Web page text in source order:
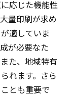
ー機本舗
ぶ
コピー機
とは
応じた機能性
量印刷が求め
適していま
が必要なた
た、地域特有
れます。さら
とも重要で